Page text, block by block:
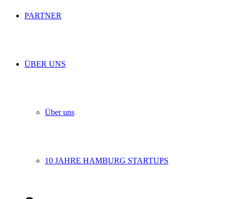
PARTNER
ÜBER UNS
Über uns
10 JAHRE HAMBURG STARTUPS